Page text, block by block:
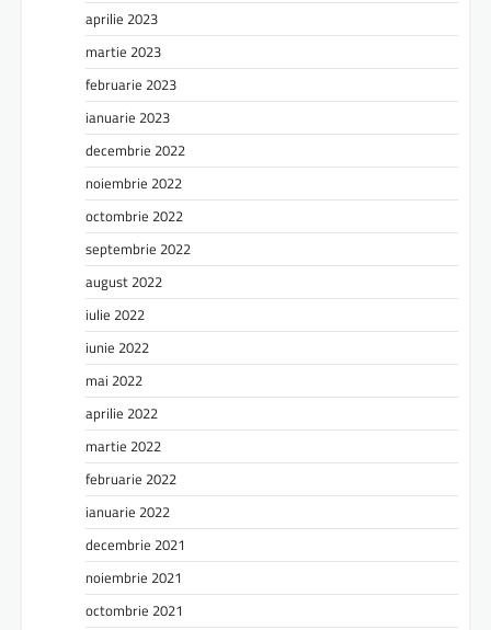
aprilie 2023
martie 2023
februarie 2023
ianuarie 2023
decembrie 2022
noiembrie 2022
octombrie 2022
septembrie 2022
august 2022
iulie 2022
iunie 2022
mai 2022
aprilie 2022
martie 2022
februarie 2022
ianuarie 2022
decembrie 2021
noiembrie 2021
octombrie 2021